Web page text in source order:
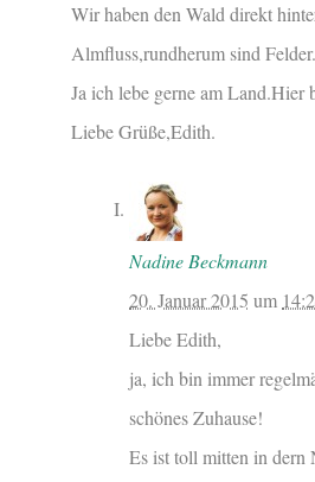
Wir haben den Wald direkt
Almfluss,rundherum sind Felder.
Ja ich lebe gerne am Land.Hier
Liebe Grüße,Edith.
Nadine Beckmann
20. Januar 2015 um
Liebe Edith,
ja, ich bin immer
schönes Zuhause!
Es ist toll mitten in dern